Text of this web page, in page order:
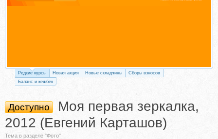
Редкие курсы Новая акция Новые складчины
Сборы взносов
Баланс и кешбек
Доступно
Моя первая зеркалка,
2012 (Евгений Карташов)
Тема в разделе "Фото"